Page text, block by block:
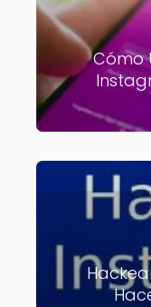
Cómo